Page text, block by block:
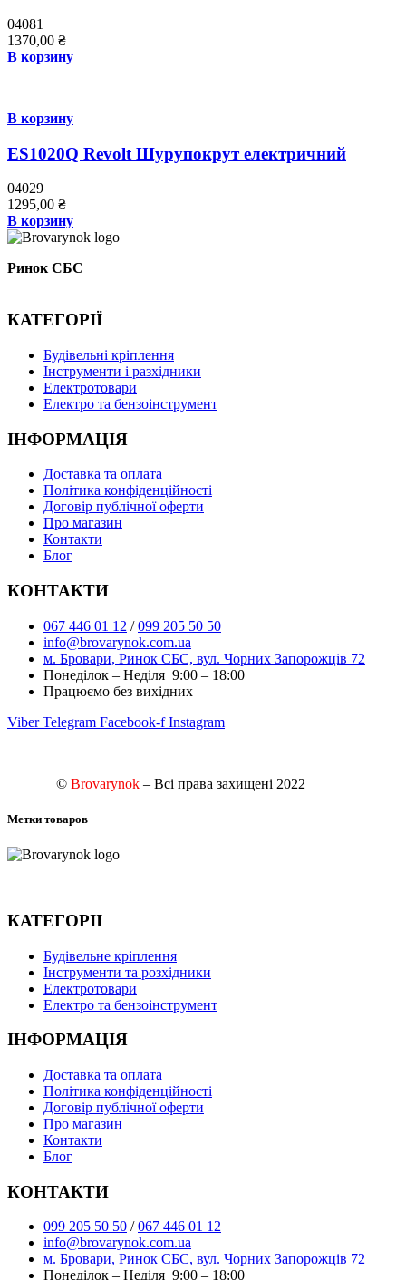
04081
1370,00 ₴
В корзину
В корзину
ES1020Q Revolt Шурупокрут електричний
04029
1295,00 ₴
В корзину
Ринок СБС
КАТЕГОРІЇ
Будівельні кріплення
Інструменти і разхідники
Електротовари
Електро та бензоінструмент
ІНФОРМАЦІЯ
Доставка та оплата
Політика конфіденційності
Договір публічної оферти
Про магазин
Контакти
Блог
КОНТАКТИ
067 446 01 12 /099 205 50 50
info@brovarynok.com.ua
м. Бровари, Ринок СБС, вул. Чорних Запорожців 72
Понеділок – Неділя 9:00 – 18:00
Працюємо без вихідних
Viber Telegram Facebook-f Instagram
© Brovarynok– Всі права захищені 2022
Метки товаров
КАТЕГОРІІ
Будівельне кріплення
Інструменти та розхідники
Електротовари
Електро та бензоінструмент
ІНФОРМАЦІЯ
Доставка та оплата
Політика конфіденційності
Договір публічної оферти
Про магазин
Контакти
Блог
КОНТАКТИ
099 205 50 50 /067 446 01 12
info@brovarynok.com.ua
м. Бровари, Ринок СБС, вул. Чорних Запорожців 72
Понеділок – Неділя 9:00 – 18:00